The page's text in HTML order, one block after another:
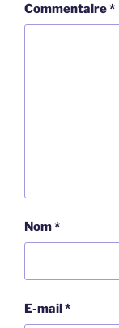
Commentaire*
Nom*
E-mail*